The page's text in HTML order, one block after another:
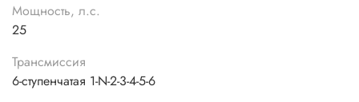
Мощность, л.с.
25
Трансмиссия
6-ступенчатая 1-N-2-3-4-5-6